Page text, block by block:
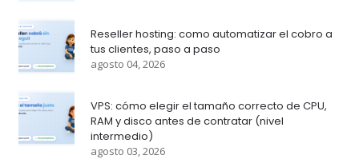
Reseller hosting: como automatizar el cobro a
tus clientes, paso a paso
agosto 04, 2026
VPS: cómo elegir el tamaño correcto de CPU,
RAM y disco antes de contratar (nivel
intermedio)
agosto 03, 2026